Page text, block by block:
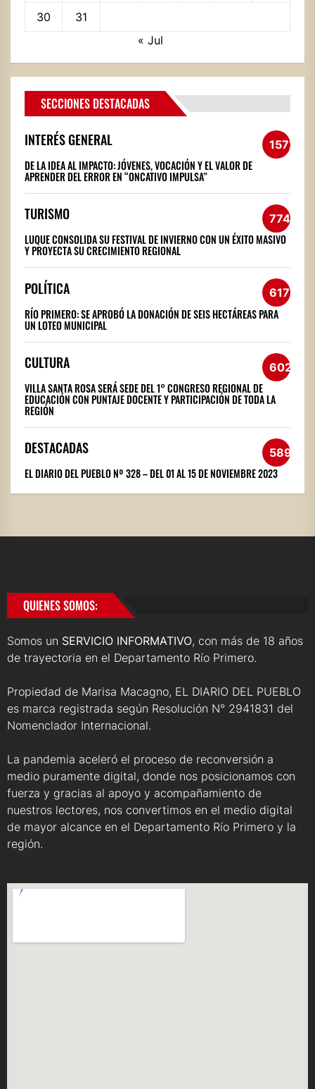
30
31
« Jul
SECCIONES DESTACADAS
INTERÉS GENERAL 1572
DE LA IDEA AL IMPACTO: JÓVENES, VOCACIÓN Y EL VALOR DE
APRENDER DEL ERROR EN “ONCATIVO IMPULSA”
TURISMO 774
LUQUE CONSOLIDA SU FESTIVAL DE INVIERNO CON UN ÉXITO MASIVO
Y PROYECTA SU CRECIMIENTO REGIONAL
POLÍTICA 617
RÍO PRIMERO: SE APROBÓ LA DONACIÓN DE SEIS HECTÁREAS PARA
UN LOTEO MUNICIPAL
CULTURA 602
VILLA SANTA ROSA SERÁ SEDE DEL 1° CONGRESO REGIONAL DE
EDUCACIÓN CON PUNTAJE DOCENTE Y PARTICIPACIÓN DE TODA LA
REGIÓN
DESTACADAS 589
EL DIARIO DEL PUEBLO Nº 328 – DEL 01 AL 15 DE NOVIEMBRE 2023
QUIENES SOMOS:
Somos un SERVICIO INFORMATIVO, con más de 18 años
de trayectoria en el Departamento Río Primero.
Propiedad de Marisa Macagno, EL DIARIO DEL PUEBLO
es marca registrada según Resolución N° 2941831 del
Nomenclador Internacional.
La pandemia aceleró el proceso de reconversión a
medio puramente digital, donde nos posicionamos con
fuerza y gracias al apoyo y acompañamiento de
nuestros lectores, nos convertimos en el medio digital
de mayor alcance en el Departamento Río Primero y la
región.